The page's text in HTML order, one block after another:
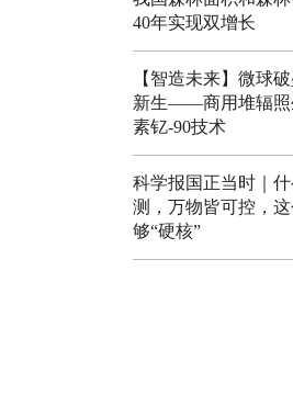
40年实现双增长
【智造未来】微球
新生——商用堆辐照
素钇-90技术
科学报国正当时｜
测，万物皆可控，
够“硬核”